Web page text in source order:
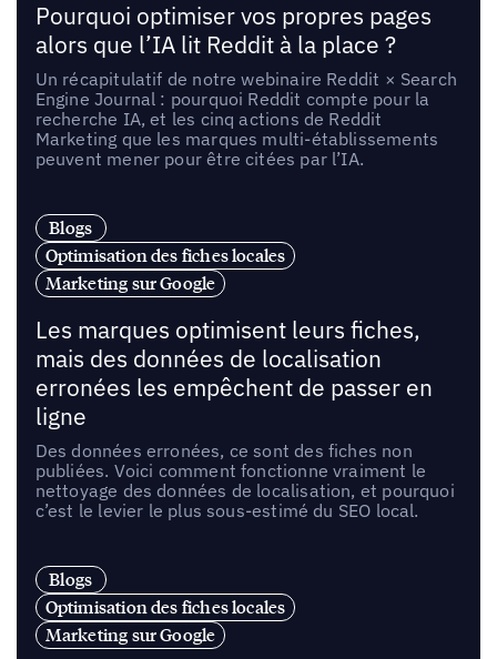
Pourquoi optimiser vos propres pages
alors que l’IA lit Reddit à la place ?
Un récapitulatif de notre webinaire Reddit × Search
Engine Journal : pourquoi Reddit compte pour la
recherche IA, et les cinq actions de Reddit
Marketing que les marques multi-établissements
peuvent mener pour être citées par l’IA.
Blogs
Optimisation des fiches locales
Marketing sur Google
Les marques optimisent leurs fiches,
mais des données de localisation
erronées les empêchent de passer en
ligne
Des données erronées, ce sont des fiches non
publiées. Voici comment fonctionne vraiment le
nettoyage des données de localisation, et pourquoi
c’est le levier le plus sous-estimé du SEO local.
Blogs
Optimisation des fiches locales
Marketing sur Google